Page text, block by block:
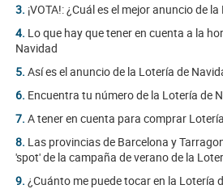
3. ¡VOTA!: ¿Cuál es el mejor anuncio de
4. Lo que hay que tener en cuenta a la
Navidad
5. Así es el anuncio de la Lotería de
6. Encuentra tu número de la Lotería de
7. A tener en cuenta para comprar
8. Las provincias de Barcelona y
'spot' de la campaña de verano de la
9. ¿Cuánto me puede tocar en la Lotería